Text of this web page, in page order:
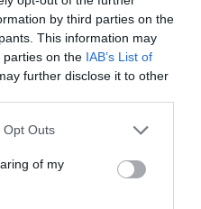
by third parties on the
This information may
parties on the IAB’s List of
further disclose it to other
Opt Outs
of my